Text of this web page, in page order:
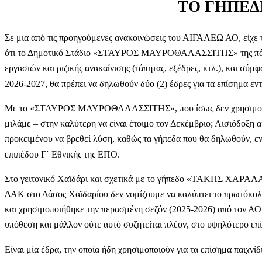
ΤΟ
Σε μια από τις προηγούμενες ανακοινώσεις του ΑΙΓΑΛΕΩ ΑΟ, είχε
ότι το Δημοτικό Στάδιο «ΣΤΑΥΡΟΣ ΜΑΥΡΟΘΑΛΑΣΣΙΤΗΣ» της
εργασιών και ριζικής ανακαίνισης (τάπητας, εξέδρες, κτλ.), και
2026-2027, θα πρέπει να δηλωθούν δύο (2) έδρες για τα επίσημα
Με το «ΣΤΑΥΡΟΣ ΜΑΥΡΟΘΑΛΑΣΣΙΤΗΣ», που ίσως δεν
μιλάμε – στην καλύτερη να είναι έτοιμο τον Δεκέμβριο;
προκειμένου να βρεθεί λύση, καθώς τα γήπεδα που θα δηλωθούν,
επιπέδου Γ΄ Εθνικής της ΕΠΟ.
Στο γειτονικό Χαϊδάρι και σχετικά με το γήπεδο «ΤΑΚΗΣ
ΔΑΚ στο Δάσος Χαϊδαρίου δεν νομίζουμε να καλύπτει το
και χρησιμοποιήθηκε την περασμένη σεζόν (2025-2026) από τον
υπόθεση και μάλλον ούτε αυτό συζητείται πλέον, στο υψηλότερο
Είναι μία έδρα, την οποία ήδη χρησιμοποιούν για τα επίσημα